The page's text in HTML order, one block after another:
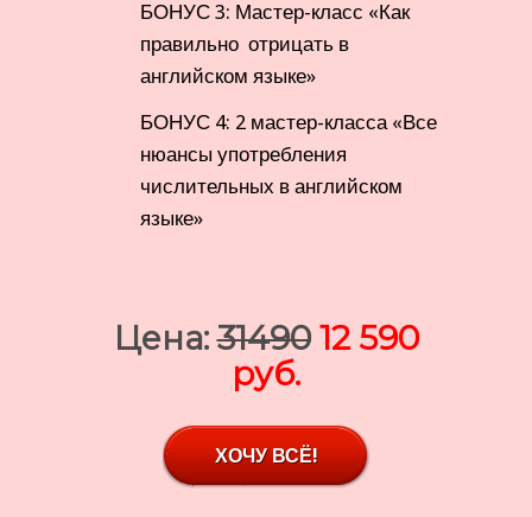
БОНУС 3: Мастер-класс «Как
правильно отрицать в
английском языке»
БОНУС 4: 2 мастер-класса «Все
нюансы употребления
числительных в английском
языке»
Цена:31490 12 590
руб.
ХОЧУ ВСЁ!